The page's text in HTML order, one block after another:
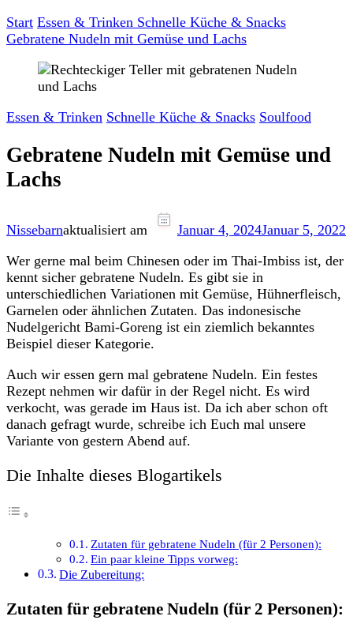
Start Essen & Trinken Schnelle Küche & Snacks
Gebratene Nudeln mit Gemüse und Lachs
Essen & Trinken Schnelle Küche & Snacks Soulfood
Gebratene Nudeln mit Gemüse und
Lachs
Nissebarnaktualisiert am Januar 4, 2024Januar 5, 2022
Wer gerne mal beim Chinesen oder im Thai-Imbiss ist, der
kennt sicher gebratene Nudeln. Es gibt sie in
unterschiedlichen Variationen mit Gemüse, Hühnerfleisch,
Garnelen oder ähnlichen Zutaten. Das indonesische
Nudelgericht Bami-Goreng ist ein ziemlich bekanntes
Beispiel dieser Kategorie.
Auch wir essen gern mal gebratene Nudeln. Ein festes
Rezept nehmen wir dafür in der Regel nicht. Es wird
verkocht, was gerade im Haus ist. Da ich aber schon oft
danach gefragt wurde, schreibe ich Euch mal unsere
Variante von gestern Abend auf.
Die Inhalte dieses Blogartikels
Zutaten für gebratene Nudeln (für 2 Personen):
Ein paar kleine Tipps vorweg:
Die Zubereitung:
Zutaten für gebratene Nudeln (für 2 Personen):